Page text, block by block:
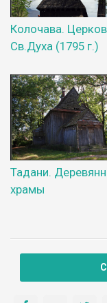
Колочава.
Св.Духа (1795 г.)
Тадани.
храмы